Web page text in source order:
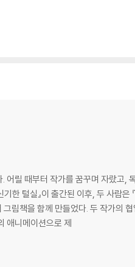
어릴 때부터 작가를 꿈꾸며 자랐고,
한 털실』이 출간된 이후, 두 사람은
러 그림책을 함께 만들었다. 두 작가
애니메이션으로 제